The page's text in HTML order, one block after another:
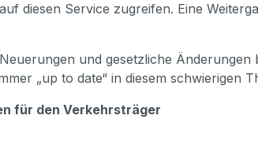
diesen Service zugreifen. Eine
und gesetzliche
„up to date“ in diesem schwierigen
für den Verkehrsträger